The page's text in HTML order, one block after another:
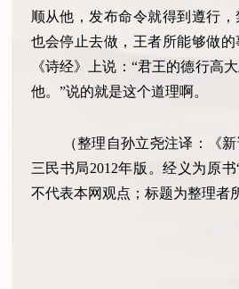
顺从他，发布命令就得到遵行
也会停止去做，王者所能够做的
《诗经》上说：“君王的德行高
他。”说的就是这个道理啊。
（整理自孙立尧注译：《
三民书局2012年版。经义为原
不代表本网观点；标题为整理者